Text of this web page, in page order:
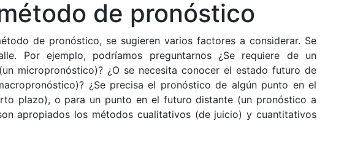
de pronóstico
de pronóstico, se sugieren varios factores a considerar. Se
Por ejemplo, podríamos preguntarnos ¿Se requiere de un
micropronóstico)? ¿O se necesita conocer el estado futuro de
¿Se precisa el pronóstico de algún punto en el
plazo), o para un punto en el futuro distante (un pronóstico a
apropiados los métodos cualitativos (de juicio) y cuantitativos